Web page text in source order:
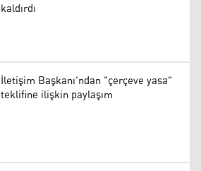
kaldırdı
İletişim Başkanı'ndan "çerçeve yasa"
teklifine ilişkin paylaşım